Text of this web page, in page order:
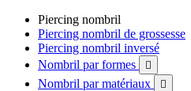
Piercing nombril
Piercing nombril de grossesse
Piercing nombril inversé
Nombril par formes

Nombril par matériaux 